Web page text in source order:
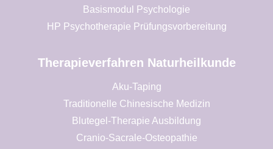
Basismodul Psychologie
HP Psychotherapie Prüfungsvorbereitung
Therapieverfahren Naturheilkunde
Aku-Taping
Traditionelle Chinesische Medizin
Blutegel-Therapie Ausbildung
Cranio-Sacrale-Osteopathie